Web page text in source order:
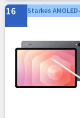
16 Starkes